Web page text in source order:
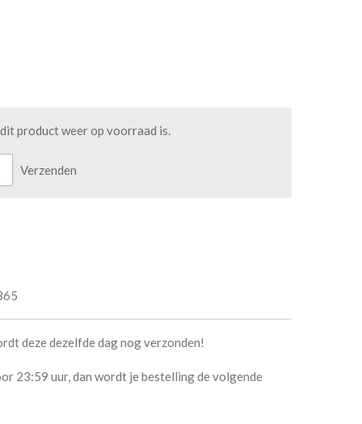
product weer op voorraad is.
Verzenden
deze dezelfde dag nog verzonden!
23:59 uur, dan wordt je bestelling de volgende